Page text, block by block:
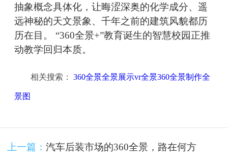
抽象概念具体化，让晦涩深奥的化学成分、遥
远神秘的天文景象、千年之前的建筑风貌都历
历在目。 “360全景+”教育诞生的智慧校园正推
动教学回归本质。
相关搜索： 360全景全景展示vr全景360全景制作全
景图
上一篇： 汽车后装市场的360全景，路在何方